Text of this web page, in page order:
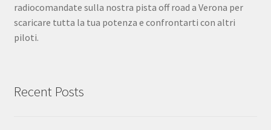
radiocomandate sulla nostra pista off road a Verona per
scaricare tutta la tua potenza e confrontarti con altri
piloti.
Recent Posts